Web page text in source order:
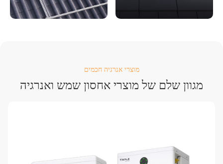
מוצרי אנרגיה חכמים
מגוון שלם של מוצרי אחסון שמש ואנרגיה